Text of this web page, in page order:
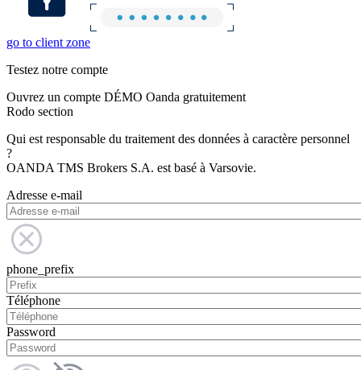
go to client zone
Testez notre compte
Ouvrez un compte DÉMO Oanda gratuitement
Rodo section
Qui est responsable du traitement des données à caractère personnel
?
OANDA TMS Brokers S.A. est basé à Varsovie.
Adresse e-mail
phone_prefix
Téléphone
Password